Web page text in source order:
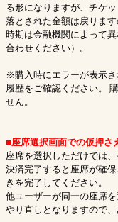
る形になりますが、チケ
落とされた金額は戻りま
時期は金融機関によって
合わせください）。
※購入時にエラーが表示
履歴をご確認ください。
せん。
■座席選択画面での仮押さ
座席を選択しただけでは
決済完了すると座席が確
きを完了してください。
他ユーザーが同一の座席
やり直しとなりますので